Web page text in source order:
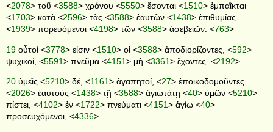
<2078> τοῦ <3588> χρόνου <5550> ἔσονται <1510> ἐμπαῖκται
<1703> κατὰ <2596> τὰς <3588> ἑαυτῶν <1438> ἐπιθυμίας
<1939> πορευόμενοι <4198> τῶν <3588> ἀσεβειῶν. <763>
19 οὗτοί <3778> εἰσιν <1510> οἱ <3588> ἀποδιορίζοντες, <592>
ψυχικοί, <5591> πνεῦμα <4151> μὴ <3361> ἔχοντες. <2192>
20 ὑμεῖς <5210> δέ, <1161> ἀγαπητοί, <27> ἐποικοδομοῦντες
<2026> ἑαυτοὺς <1438> τῇ <3588> ἁγιωτάτῃ <40> ὑμῶν <5210>
πίστει, <4102> ἐν <1722> πνεύματι <4151> ἁγίῳ <40>
προσευχόμενοι, <4336>